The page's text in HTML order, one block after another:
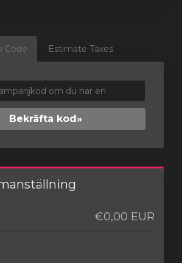
Code Estimate Taxes
Bekräfta kod»
€0,00 EUR